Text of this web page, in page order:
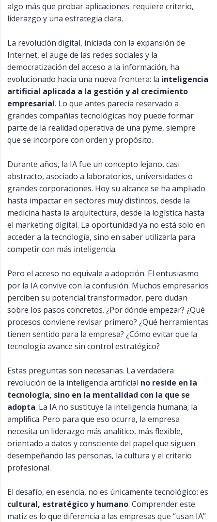
algo más que probar aplicaciones: requiere criterio,
liderazgo y una estrategia clara.
La revolución digital, iniciada con la expansión de
Internet, el auge de las redes sociales y la
democratización del acceso a la información, ha
evolucionado hacia una nueva frontera: la inteligencia
artificial aplicada a la gestión y al crecimiento
empresarial. Lo que antes parecía reservado a
grandes compañías tecnológicas hoy puede formar
parte de la realidad operativa de una pyme, siempre
que se incorpore con orden y propósito.
Durante años, la IA fue un concepto lejano, casi
abstracto, asociado a laboratorios, universidades o
grandes corporaciones. Hoy su alcance se ha ampliado
hasta impactar en sectores muy distintos, desde la
medicina hasta la arquitectura, desde la logística hasta
el marketing digital. La oportunidad ya no está solo en
acceder a la tecnología, sino en saber utilizarla para
competir con más inteligencia.
Pero el acceso no equivale a adopción. El entusiasmo
por la IA convive con la confusión. Muchos empresarios
perciben su potencial transformador, pero dudan
sobre los pasos concretos. ¿Por dónde empezar? ¿Qué
procesos conviene revisar primero? ¿Qué herramientas
tienen sentido para la empresa? ¿Cómo evitar que la
tecnología avance sin control estratégico?
Estas preguntas son necesarias. La verdadera
revolución de la inteligencia artificial no reside en la
tecnología, sino en la mentalidad con la que se
adopta. La IA no sustituye la inteligencia humana; la
amplifica. Pero para que eso ocurra, la empresa
necesita un liderazgo más analítico, más flexible,
orientado a datos y consciente del papel que siguen
desempeñando las personas, la cultura y el criterio
profesional.
El desafío, en esencia, no es únicamente tecnológico: es
cultural, estratégico y humano. Comprender este
matiz es lo que diferencia a las empresas que “usan IA”